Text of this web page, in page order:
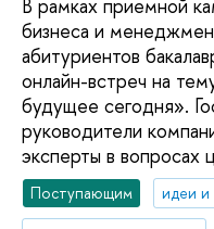
В рамках приемной
бизнеса и
абитуриентов
онлайн-встреч на
будущее сегодня».
руководители
эксперты в вопросах
Поступающим
идеи